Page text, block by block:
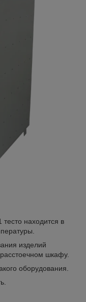
находится в
изделий
расстоечном шкафу.
оборудования.